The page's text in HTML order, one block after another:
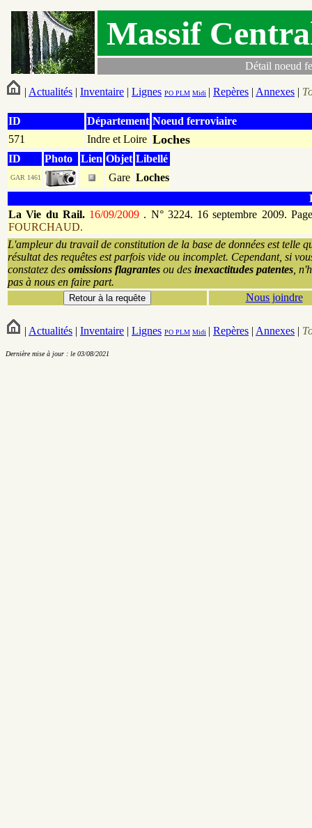
Massif
Détail noeud
| Actualités | Inventaire | Lignes PO PLM Midi | Repères | Annexes |
ID Département Noeud ferroviaire
571
Indre et Loire Loches
ID Photo Lien Objet Libellé
GAR 1461 Gare Loches
La Vie du Rail. 16/09/2009 . N° 3224. 16 septembre 2009.
FOURCHAUD.
L'ampleur du travail de constitution de la base de données est telle
résultat des requêtes est parfois vide ou incomplet. Cependant, si
constatez des omissions flagrantes ou des inexactitudes patentes ,
pas à nous en faire part.
Nous joindre
| Actualités | Inventaire | Lignes PO PLM Midi | Repères | Annexes |
Dernière mise à jour : le 03/08/2021